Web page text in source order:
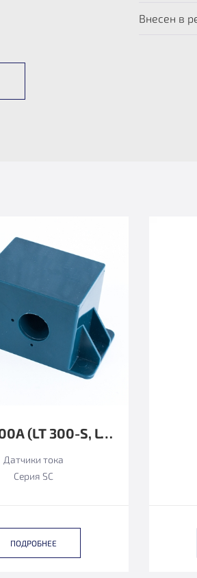
Внесен в
SC1U-300А (LT 300-S, LT300-S/SP49 LEM ФУНКЦИОНАЛЬНЫЙ АНАЛОГ)
Датчики тока
Серия SC
ПОДРОБНЕЕ